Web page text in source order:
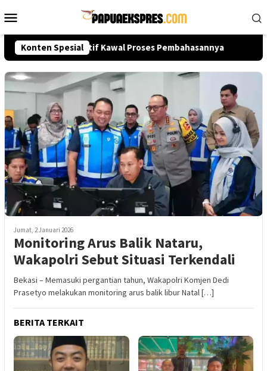
ke
Mobile
Konten Spesial
Publik Diminta Aktif Kawal Proses Pembahasannya
Jumat, 2 Januari 2026
Monitoring Arus Balik Nataru,
Wakapolri Sebut Situasi Terkendali
Bekasi – Memasuki pergantian tahun, Wakapolri Komjen Dedi
Prasetyo melakukan monitoring arus balik libur Natal […]
BERITA TERKAIT